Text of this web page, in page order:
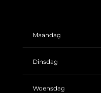
Maandag
Dinsdag
Woensdag